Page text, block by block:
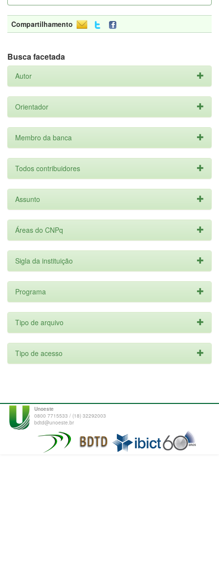
Compartilhamento
Busca facetada
Autor
Orientador
Membro da banca
Todos contribuidores
Assunto
Áreas do CNPq
Sigla da instituição
Programa
Tipo de arquivo
Tipo de acesso
Unoeste
0800 7715533 / (18) 32292003
bdtd@unoeste.br